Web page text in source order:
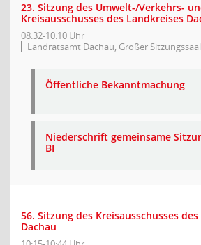
23. Sitzung des Umwelt-/Verkehrs-
Kreisausschusses des Landkreises
08:32-10:10 Uhr
Landratsamt Dachau, Großer Sitzungssaal
Öffentliche Bekanntmachung
Niederschrift gemeinsame
BI
56. Sitzung des Kreisausschusses
Dachau